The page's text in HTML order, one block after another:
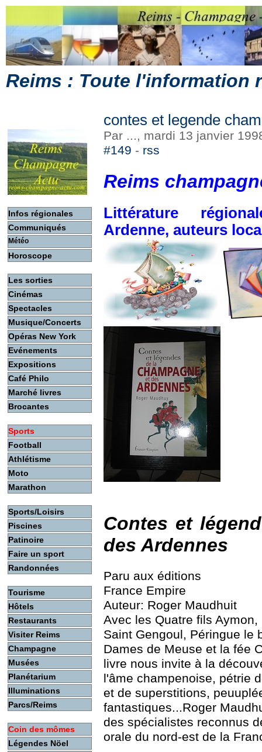
Reims : Toute l'information
Infos régionales
Communiqués
Météo
Horoscope
Les sorties
Cinémas
Spectacles
Musique/Concerts
Opéras New York
Evénements
Expositions
Café Philo
Marché livres
Brocantes
Sports
Football
Athlétisme
Moto
Marathon
Sports/Loisirs
Piscines
Patinoire
Faire un sport
Randonnées
Tourisme
Hôtels
Restaurants
Visiter Reims
Champagne
Musées
Planétarium
Illuminations
Parcs/Reims
Coin des mômes
Légendes Nöel
contes et legende
Par ..., mardi 13 janvier
#149 - rss
Reims
Littérature
Ardenne, auteurs
Contes et
des Ardennes
Paru aux éditions
France Empire
Auteur: Roger Maudhuit
Avec les Quatre fils Aymon,
Saint Gengoul, Péringue le
Dames de Meuse et la fée
livre nous invite à la
l'âme champenoise, pétrie
et de superstitions,
fantastiques...Roger
des spécialistes reconnus
orale du nord-est de la